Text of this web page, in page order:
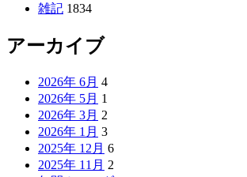
雑記 1834
アーカイブ
2026年 6月 4
2026年 5月 1
2026年 3月 2
2026年 1月 3
2025年 12月 6
2025年 11月 2